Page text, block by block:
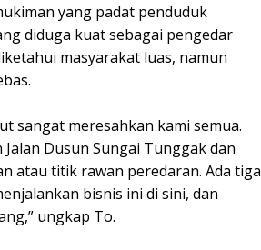
yang padat penduduk
diduga kuat sebagai pengedar
masyarakat luas, namun
sangat meresahkan kami semua.
Dusun Sungai Tunggak dan
atau titik rawan peredaran. Ada tiga
bisnis ini di sini, dan
ungkap To.